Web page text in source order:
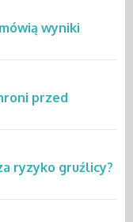
wyniki
przed
ryzyko gruźlicy?